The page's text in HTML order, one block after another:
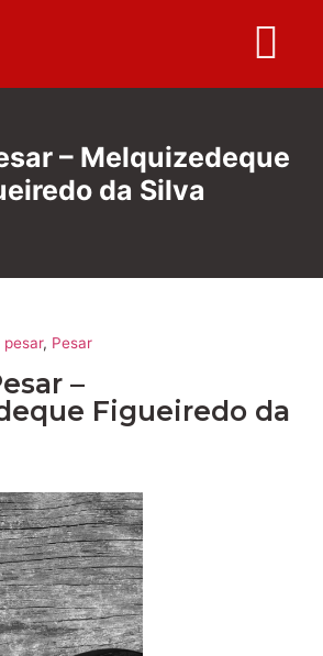
– Melquizedeque
da Silva
pesar, Pesar
–
Figueiredo da